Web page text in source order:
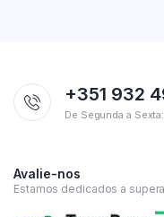
+351 932
De Segunda a
Avalie-nos
Estamos dedicados a